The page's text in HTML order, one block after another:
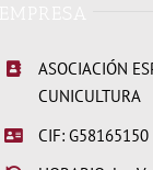
ASOCIACIÓN
CUNICULTURA
CIF: G58165150